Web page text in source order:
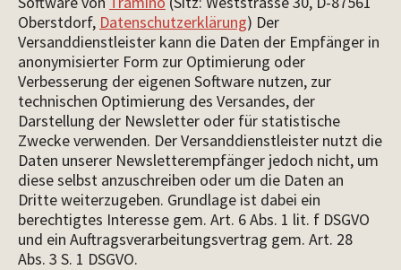
Oberstdorf, Datenschutzerklärung) Der
Versanddienstleister kann die Daten der Empfänger in
anonymisierter Form zur Optimierung oder
Verbesserung der eigenen Software nutzen, zur
technischen Optimierung des Versandes, der
Darstellung der Newsletter oder für statistische
Zwecke verwenden. Der Versanddienstleister nutzt die
Daten unserer Newsletterempfänger jedoch nicht, um
diese selbst anzuschreiben oder um die Daten an
Dritte weiterzugeben. Grundlage ist dabei ein
berechtigtes Interesse gem. Art. 6 Abs. 1 lit. f DSGVO
und ein Auftragsverarbeitungsvertrag gem. Art. 28
Abs. 3 S. 1 DSGVO.